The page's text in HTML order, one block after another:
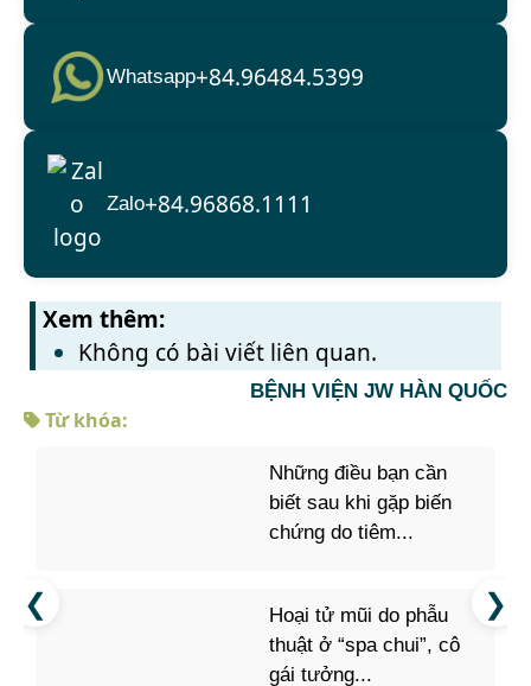
Whatsapp+84.96484.5399
Zalo+84.96868.1111
Xem thêm:
Không có bài viết liên quan.
BỆNH VIỆN JW HÀN QUỐC
Từ khóa:
Những điều bạn cần
biết sau khi gặp biến
chứng do tiêm...
Hoại tử mũi do phẫu
thuật ở “spa chui”, cô
gái tưởng...